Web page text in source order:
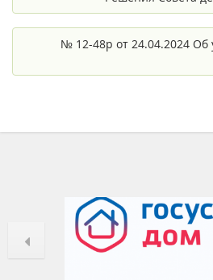
№ 12-48р от 24.04.2024 Об